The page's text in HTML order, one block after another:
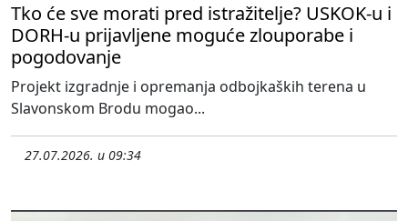
Tko će sve morati pred istražitelje? USKOK-u i
DORH-u prijavljene moguće zlouporabe i
pogodovanje
Projekt izgradnje i opremanja odbojkaških terena u
Slavonskom Brodu mogao...
27.07.2026. u 09:34